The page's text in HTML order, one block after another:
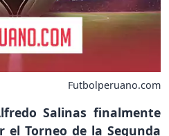
Futbolperuano.com
Salinas finalmente
Torneo de la Segunda